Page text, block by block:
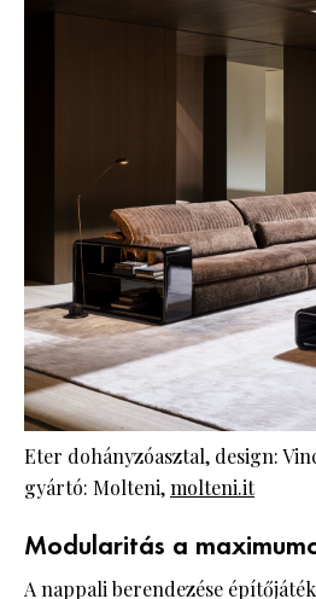
Eter dohányzóasztal, design:
gyártó: Molteni,molteni.it
Modularitás a
A nappali berendezése